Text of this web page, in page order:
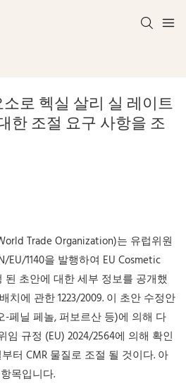
로 헥실 살리 실 레이트
한 조절 요구 사항을 조
Trade Organization)는 유럽위원
EU/1140을 발행하여 EU Cosmetic
된 초안에 대한 세부 정보를 공개했
치에 관한 1223/2009. 이 초안 수정안
-페닐 페놀, 퍼보르산 등)에 의해 다
임 규정 (EU) 2024/2564에 의해 확인
터 CMR 물질로 조절 될 것이다. 아
목입니다.